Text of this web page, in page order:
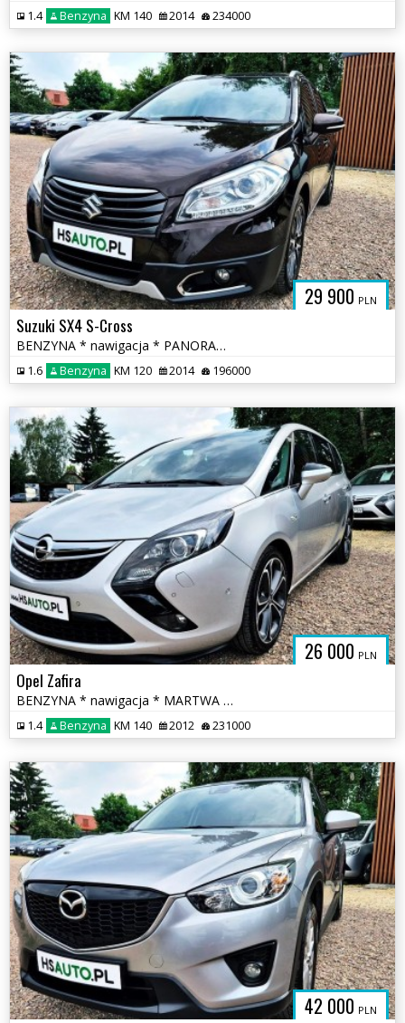
1.4 Benzyna KM 140 2014 234000
29 900 PLN
Suzuki SX4 S-Cross
BENZYNA * nawigacja * PANORAMA * SKÓRA * grzane fotele * OKAZJA
1.6 Benzyna KM 120 2014 196000
26 000 PLN
Opel Zafira
BENZYNA * nawigacja * MARTWA STREFA * PANORAMA * super * okazja
1.4 Benzyna KM 140 2012 231000
42 000 PLN